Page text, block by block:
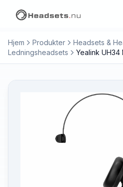
Hjem Produkter
Headsets &
Ledningsheadsets
Yealink